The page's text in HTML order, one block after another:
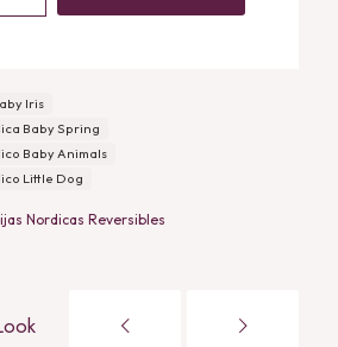
Iris
Baby Spring
Baby Animals
Little Dog
Nordicas Reversibles